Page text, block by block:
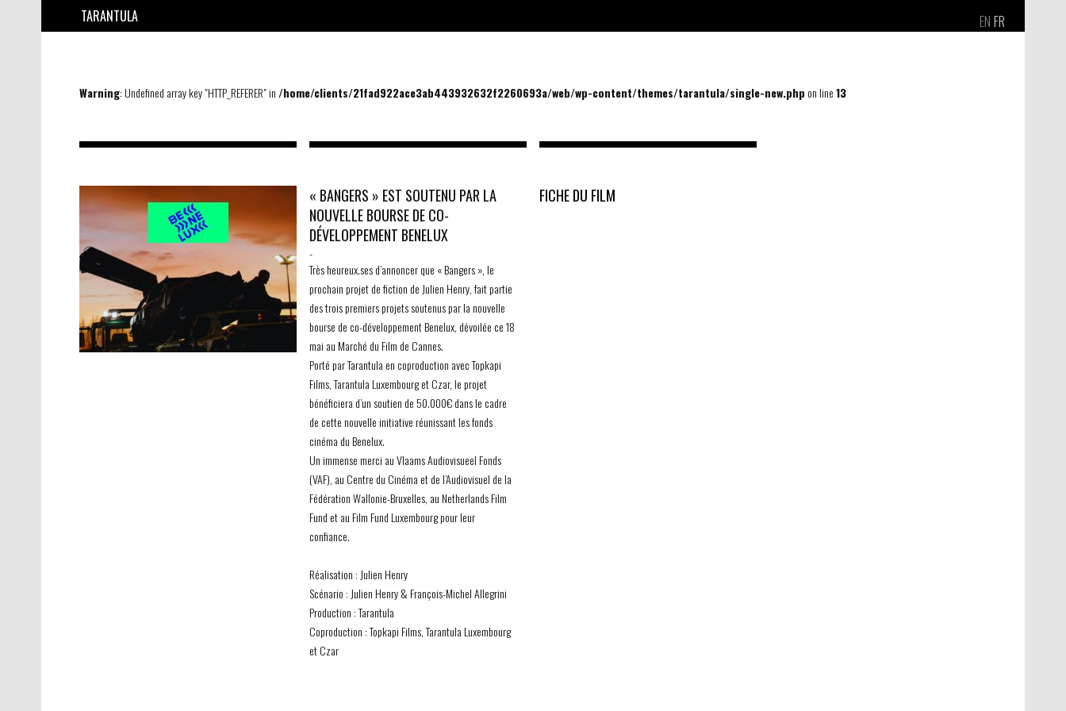
EN FR
TARANTULA
Warning: Undefined array key "HTTP_REFERER" in /home/clients/21fad922ace3ab443932632f2260693a/web/wp-content/themes/tarantula/single-new.phpon line13
« BANGERS » EST SOUTENU PAR LA
NOUVELLE BOURSE DE CO-
DÉVELOPPEMENT BENELUX
-
Très heureux.ses d’annoncer que « Bangers », le
prochain projet de fiction de Julien Henry, fait partie
des trois premiers projets soutenus par la nouvelle
bourse de co-développement Benelux, dévoilée ce 18
mai au Marché du Film de Cannes.
Porté par Tarantula en coproduction avec Topkapi
Films, Tarantula Luxembourg et Czar, le projet
bénéficiera d’un soutien de 50.000€ dans le cadre
de cette nouvelle initiative réunissant les fonds
cinéma du Benelux.
Un immense merci au Vlaams Audiovisueel Fonds
(VAF), au Centre du Cinéma et de l’Audiovisuel de la
Fédération Wallonie-Bruxelles, au Netherlands Film
Fund et au Film Fund Luxembourg pour leur
confiance.
Réalisation : Julien Henry
Scénario : Julien Henry & François-Michel Allegrini
Production : Tarantula
Coproduction : Topkapi Films, Tarantula Luxembourg
et Czar
FICHE DU FILM